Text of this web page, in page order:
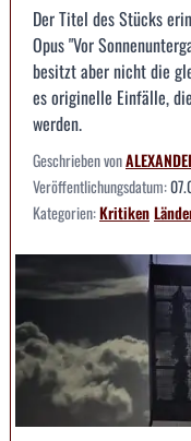
Der Titel des Stücks
Opus "Vor
besitzt aber nicht die
es originelle Einfälle,
werden.
Geschrieben von
Veröffentlichungsdatum:
Kategorien:Kritiken